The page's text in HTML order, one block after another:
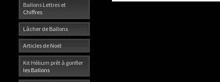
Ballons Lettres et
Chiffres
Lâcher de Ballons
Articles de Noël
Kit Hélium prêt à gonfler
les Ballons